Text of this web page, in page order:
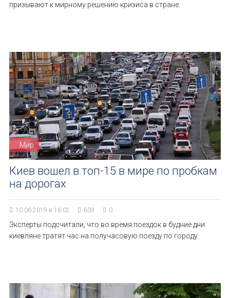
призывают к мирному решению кризиса в стране.
Мир
Киев вошел в топ-15 в мире по пробкам
на дорогах
10.06.2019 в 16:02 639 0
Эксперты подсчитали, что во время поездок в будние дни
киевляне тратят час на получасовую поезду по городу.